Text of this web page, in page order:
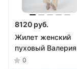
8120 руб.
Жилет женский
пуховый Валерия
0